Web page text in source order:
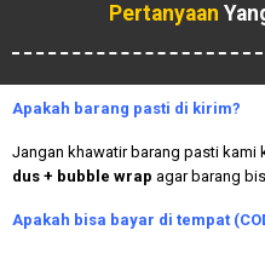
Pertanyaan
Apakah barang pasti di kirim?
Jangan khawatir barang pasti kami
dus + bubble wrap agar barang
Apakah bisa bayar di tempat